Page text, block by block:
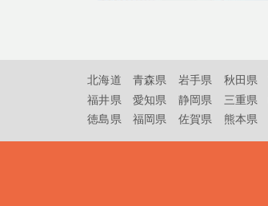
北海道 青森県 岩手県 秋田県
福井県
愛知県 静岡県 三重県
徳島県
福岡県 佐賀県 熊本県